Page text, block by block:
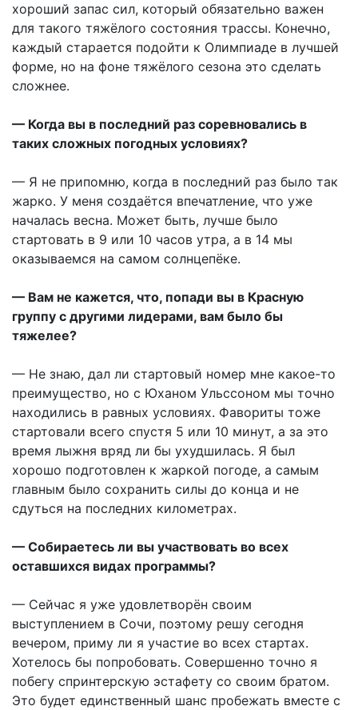
хороший запас сил, который обязательно важен
для такого тяжёлого состояния трассы. Конечно,
каждый старается подойти к Олимпиаде в лучшей
форме, но на фоне тяжёлого сезона это сделать
сложнее.
— Когда вы в последний раз соревновались в
таких сложных погодных условиях?
— Я не припомню, когда в последний раз было так
жарко. У меня создаётся впечатление, что уже
началась весна. Может быть, лучше было
стартовать в 9 или 10 часов утра, а в 14 мы
оказываемся на самом солнцепёке.
— Вам не кажется, что, попади вы в Красную
группу с другими лидерами, вам было бы
тяжелее?
— Не знаю, дал ли стартовый номер мне какое-то
преимущество, но с Юханом Ульссоном мы точно
находились в равных условиях. Фавориты тоже
стартовали всего спустя 5 или 10 минут, а за это
время лыжня вряд ли бы ухудшилась. Я был
хорошо подготовлен к жаркой погоде, а самым
главным было сохранить силы до конца и не
сдуться на последних километрах.
— Собираетесь ли вы участвовать во всех
оставшихся видах программы?
— Сейчас я уже удовлетворён своим
выступлением в Сочи, поэтому решу сегодня
вечером, приму ли я участие во всех стартах.
Хотелось бы попробовать. Совершенно точно я
побегу спринтерскую эстафету со своим братом.
Это будет единственный шанс пробежать вместе с